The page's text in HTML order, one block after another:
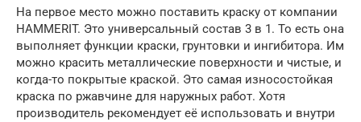
На первое место можно поставить краску от компании
HAMMERIT. Это универсальный состав 3 в 1. То есть она
выполняет функции краски, грунтовки и ингибитора. Им
можно красить металлические поверхности и чистые, и
когда-то покрытые краской. Это самая износостойкая
краска по ржавчине для наружных работ. Хотя
производитель рекомендует её использовать и внутри